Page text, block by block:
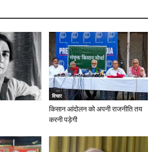
विचार
किसान आंदोलन को अपनी राजनीति तय
करनी पड़ेगी